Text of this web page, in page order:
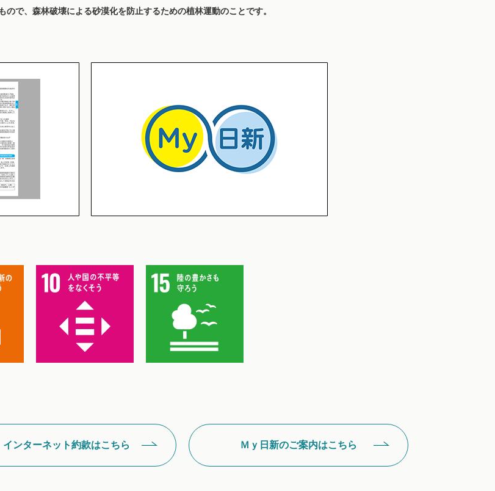
で、森林破壊による砂漠化を防止するための植林運動のことです。
インターネット約款はこちら Ｍｙ日新のご案内はこちら